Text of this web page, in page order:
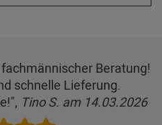
Beratung!
schnelle Lieferung.
Tino S. am 14.03.2026